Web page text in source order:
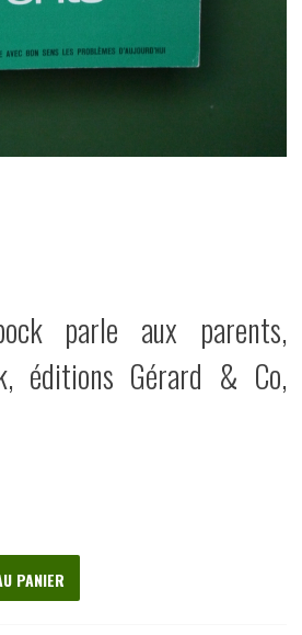
parle aux parents,
éditions Gérard & Co,
PANIER